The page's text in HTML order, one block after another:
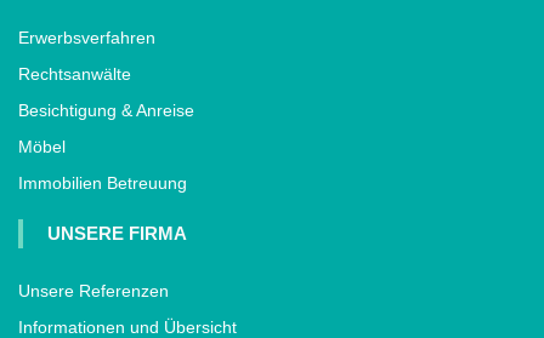
Erwerbsverfahren
Rechtsanwälte
Besichtigung & Anreise
Möbel
Immobilien Betreuung
UNSERE FIRMA
Unsere Referenzen
Informationen und Übersicht